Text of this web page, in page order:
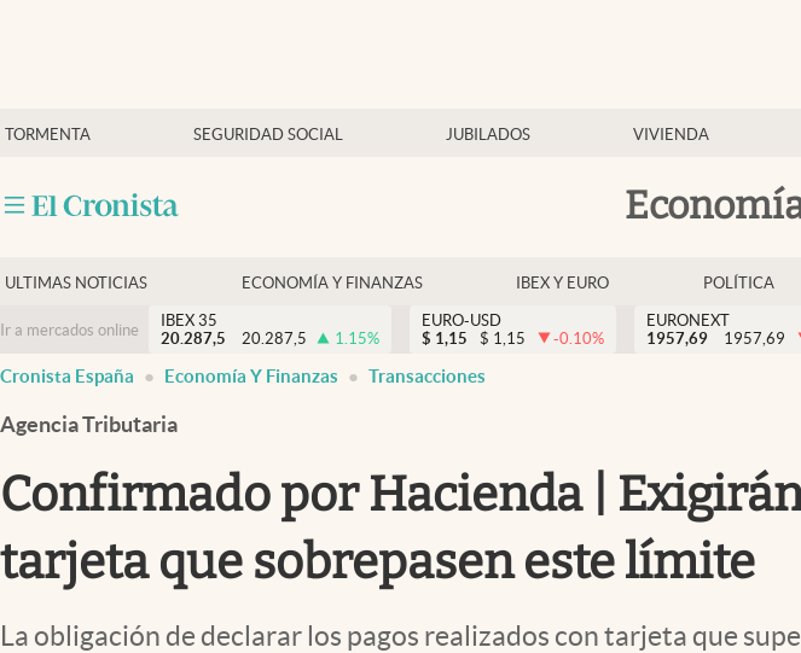
TORMENTA SEGURIDAD SOCIAL JUBILADOS VIVIENDA
Economía y finanzas
Criptomonedas
ULTIMAS NOTICIAS ECONOMÍA Y FINANZAS IBEX Y EURO POLÍTICA
Ir a mercados online
IBEX 35
20.287,5
20.287,5 1.15%
EURO-USD
$ 1,15 $ 1,15 -0.10%
EURONEXT
1957,69
1957,69
Cronista España Economía Y Finanzas Transacciones
Agencia Tributaria
Confirmado por Hacienda |
tarjeta que sobrepasen este límite
La obligación de declarar los pagos realizados con tarjeta que